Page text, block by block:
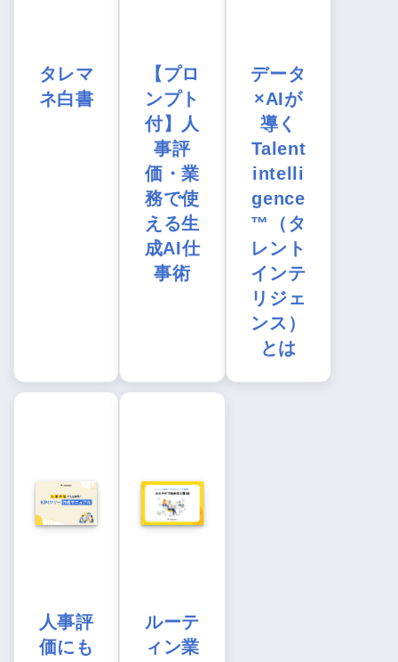
タレマ
ネ白書
【プロ
ンプト
付】人
事評
価・業
務で使
える生
成AI仕
事術
データ
×AIが
導く
Talent
intelli
gence
™（タ
レント
インテ
リジェ
ンス）
とは
人事評
価にも
ルーテ
ィン業